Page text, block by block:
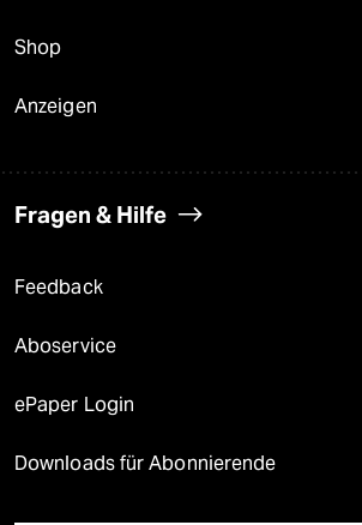
Shop
Anzeigen
Fragen & Hilfe
Feedback
Aboservice
ePaper Login
Downloads für Abonnierende